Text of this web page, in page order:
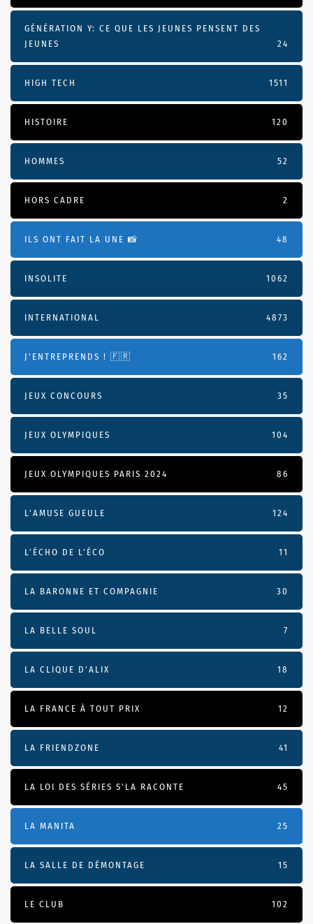
GÉNÉRATION Y: CE QUE LES JEUNES PENSENT DES
JEUNES
24
HIGH TECH 1511
HISTOIRE 120
HOMMES 52
HORS CADRE 2
ILS ONT FAIT LA UNE 📸 48
INSOLITE 1062
INTERNATIONAL 4873
J'ENTREPRENDS ! 🇫🇷 162
JEUX CONCOURS 35
JEUX OLYMPIQUES 104
JEUX OLYMPIQUES PARIS 2024 86
L'AMUSE GUEULE 124
L’ÉCHO DE L’ÉCO 11
LA BARONNE ET COMPAGNIE 30
LA BELLE SOUL 7
LA CLIQUE D'ALIX 18
LA FRANCE À TOUT PRIX 12
LA FRIENDZONE 41
LA LOI DES SÉRIES S'LA RACONTE 45
LA MANITA 25
LA SALLE DE DÉMONTAGE 15
LE CLUB 102